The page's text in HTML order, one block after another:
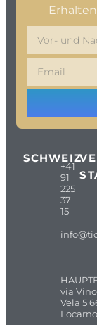
SCHWEIZ
+41
91
225
37
15
via
Vela 5
Locarno